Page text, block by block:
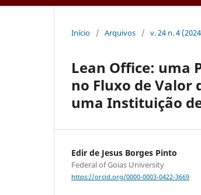
Início / Arquivos / v. 24 n. 4
Lean Office: uma
no Fluxo de Valor
uma Instituição
Edir de Jesus Borges Pinto
Federal of Goias University
https://orcid.org/0000-0003-0422-3669